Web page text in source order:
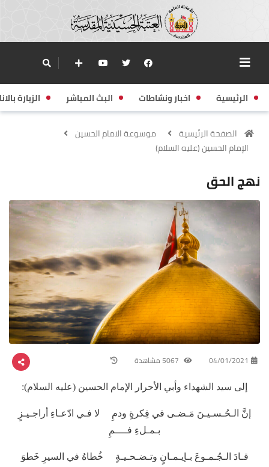
الرئيسية اخبار ونشاطات البث المباشر الزيارة
الصفحة الرئيسية
موسوعة الامام الحسين
الإمام الحسين (عليه السلام)
نهج الحق
04/01/2021
إلى سيد الشهداء وأبي الأحرار الإمام الحسين (عليه السلام):
إنَّ الـحُـسـيـنَ مَـضـى في فِكرةٍ ودمِ لا فـي ادّعـاءِ أراجـيـزٍ
بـمـلءِ فــــمِ
قـادَ الـجُـمـوعَ بـإيـمـانٍ وتـضـحـيـةٍ خُطاهُ في السيرِ خَطوَ